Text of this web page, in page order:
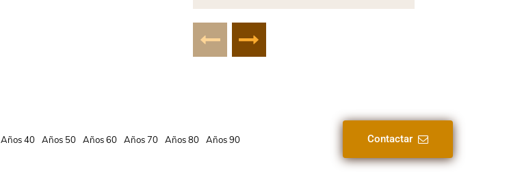
Años 40 Años 50 Años 60 Años 70 Años 80 Años 90 Contactar